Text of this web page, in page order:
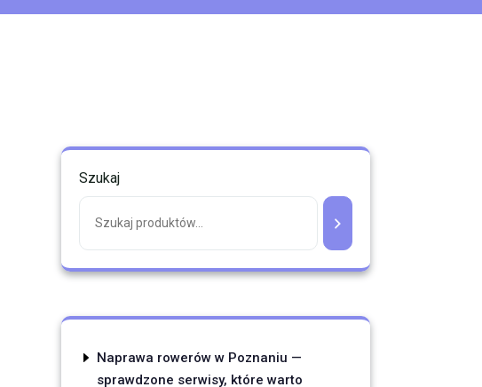
Szukaj
Naprawa rowerów w Poznaniu —
sprawdzone serwisy, które warto